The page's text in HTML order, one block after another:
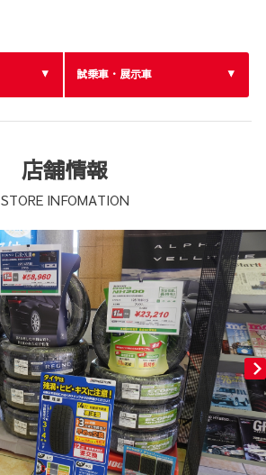
試乗車・展示車
店舗情報
STORE INFOMATION